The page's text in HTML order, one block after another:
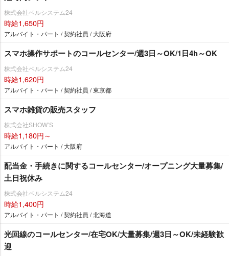
株式会社ベルシステム24
時給1,650円
アルバイト・パート / 契約社員 / 大阪府
スマホ操作サポートのコールセンター/週3日～OK/1日4h～OK
株式会社ベルシステム24
時給1,620円
アルバイト・パート / 契約社員 / 東京都
スマホ雑貨の販売スタッフ
株式会社SHOW’S
時給1,180円～
アルバイト・パート / 大阪府
配当金・手続きに関するコールセンター/オープニング大量募集/
土日祝休み
株式会社ベルシステム24
時給1,400円
アルバイト・パート / 契約社員 / 北海道
光回線のコールセンター/在宅OK/大量募集/週3日～OK/未経験歓
迎